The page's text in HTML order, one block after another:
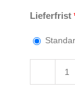
Lieferfrist